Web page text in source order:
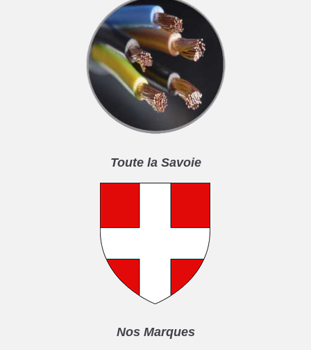
Toute la Savoie
Nos Marques